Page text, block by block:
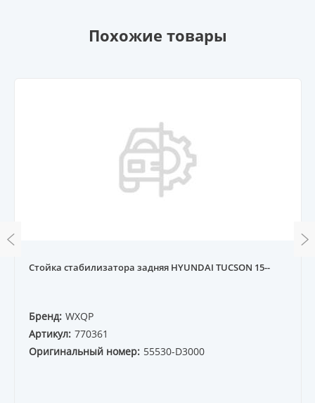
Похожие товары
Стойка стабилизатора задняя HYUNDAI TUCSON 15--
Бренд: WXQP
Артикул: 770361
Оригинальный номер: 55530-D3000